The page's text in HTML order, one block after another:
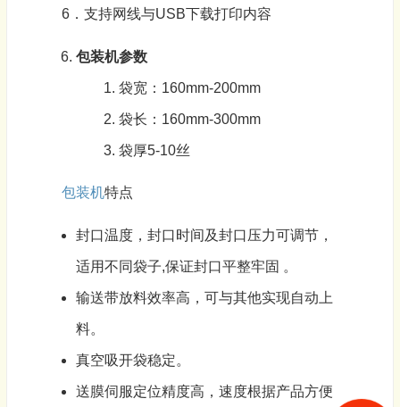
6．支持网线与USB下载打印内容
包装机参数
袋宽：160mm-200mm
袋长：160mm-300mm
袋厚5-10丝
包装机特点
封口温度，封口时间及封口压力可调节，
适用不同袋子,保证封口平整牢固 。
输送带放料效率高，可与其他实现自动上
料。
真空吸开袋稳定。
送膜伺服定位精度高，速度根据产品方便